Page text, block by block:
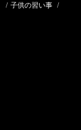
/ 子供の習い事 /